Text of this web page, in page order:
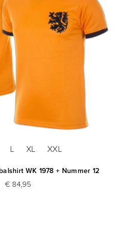
L XL XXL
WK 1978 + Nummer 12
€ 84,95